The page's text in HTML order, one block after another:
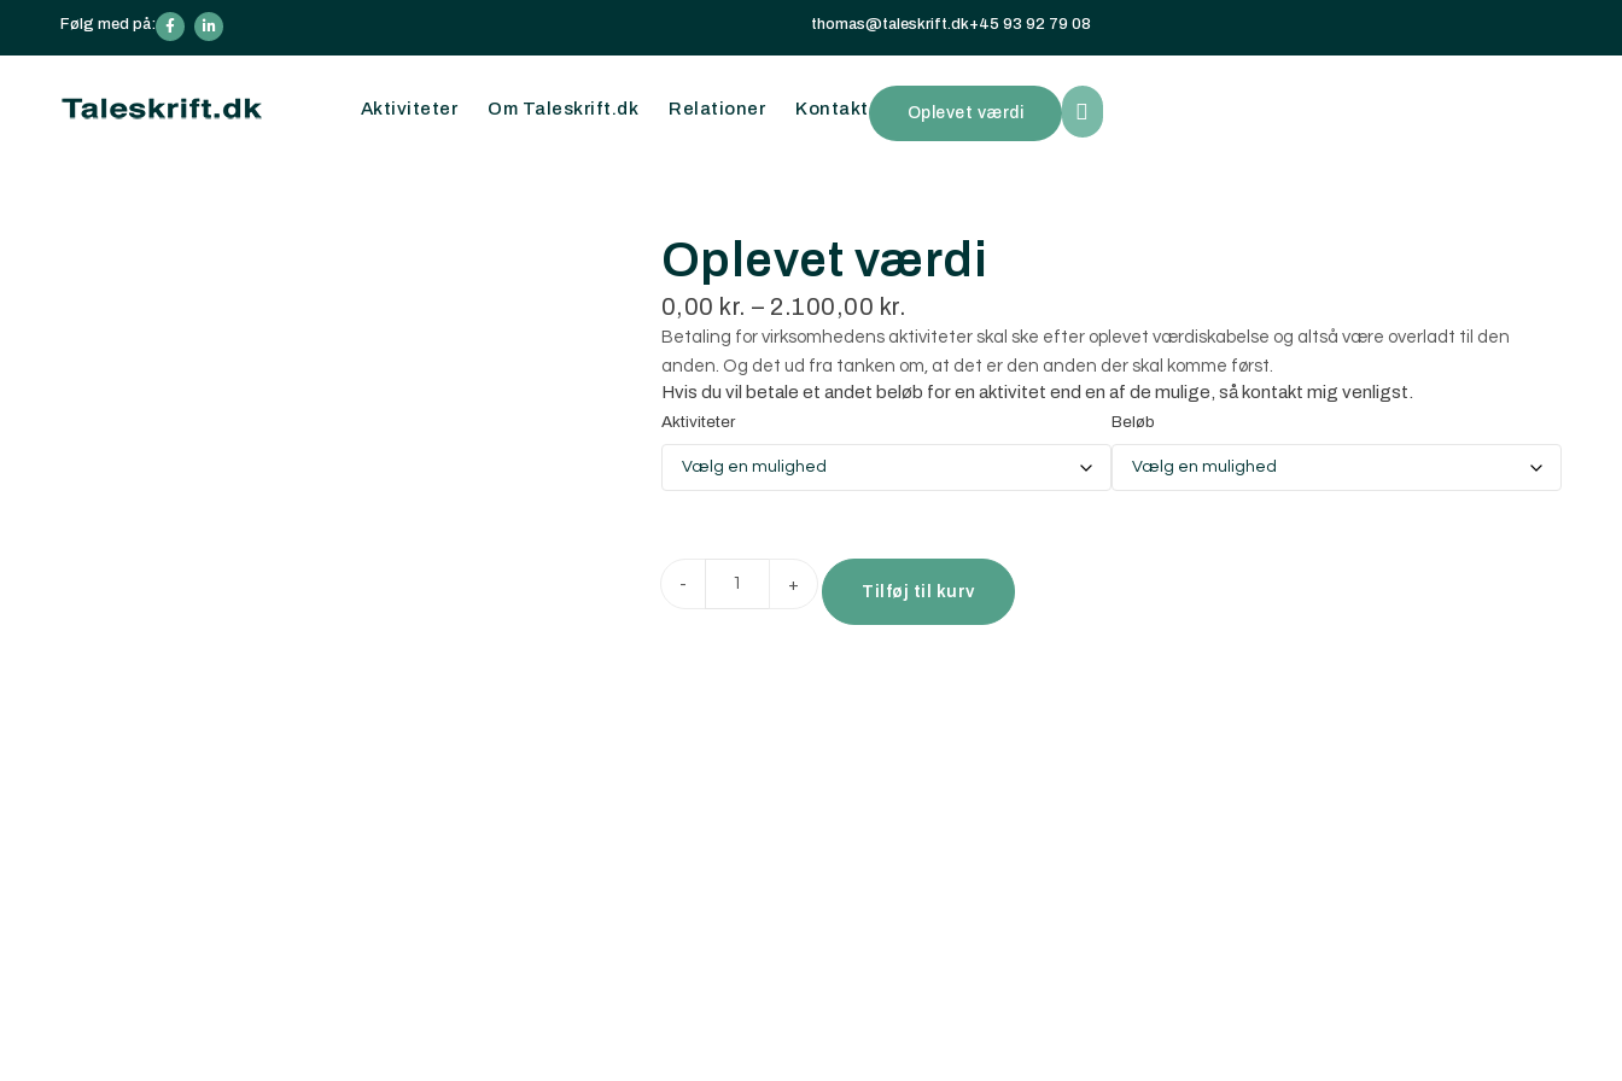
Følg med på: thomas@taleskrift.dk+45 93 92 79 08
Aktiviteter Om Taleskrift.dk Relationer Kontakt Oplevet værdi
Din kurv
Oplevet værdi
0,00 kr. – 2.100,00 kr.
Betaling for virksomhedens aktiviteter skal ske efter oplevet værdiskabelse og altså være overladt til den
anden. Og det ud fra tanken om, at det er den anden der skal komme først.
Hvis du vil betale et andet beløb for en aktivitet end en af de mulige, så kontakt mig venligst.
Aktiviteter Beløb
- + Tilføj til kurv